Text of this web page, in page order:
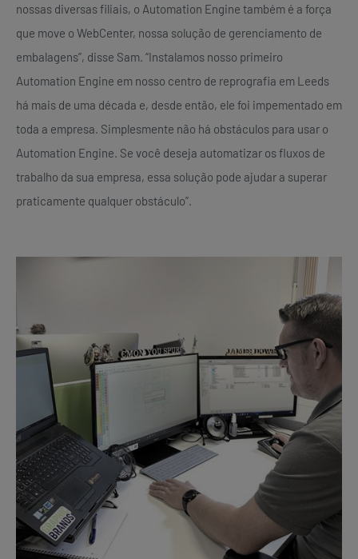
nossas diversas filiais, o Automation Engine também é a força
que move o WebCenter, nossa solução de gerenciamento de
embalagens”, disse Sam. “Instalamos nosso primeiro
Automation Engine em nosso centro de reprografia em Leeds
há mais de uma década e, desde então, ele foi impementado em
toda a empresa. Simplesmente não há obstáculos para usar o
Automation Engine. Se você deseja automatizar os fluxos de
trabalho da sua empresa, essa solução pode ajudar a superar
praticamente qualquer obstáculo”.